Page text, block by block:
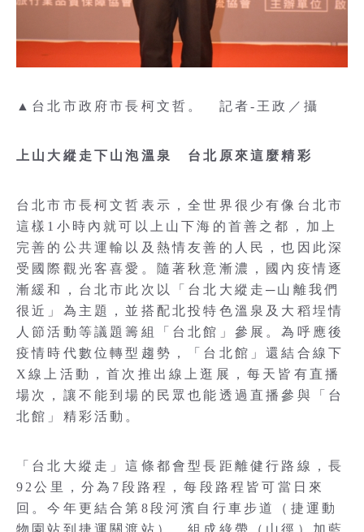
▲台北市政府市長柯文哲。 記者-王政／攝
上山大縱走下山泡溫泉 台北原來這麼精彩
台北市市長柯文哲表示，全世界很少有像台北市
這樣1小時內就可以上山下海的首善之都，加上
完善的公共運輸以及熱情友善的人民，也因此深
受國際觀光客喜愛。隨著秋意漸濃，國內疫情逐
漸緩和，台北市此次以「台北大縱走─山離我們
很近」為主題，並搭配北投特色溫泉及大稻埕情
人節活動等議題籌組「台北館」參展。為呼應後
疫情時代數位轉型趨勢，「台北館」還結合線下
X線上活動，首次推出線上逛展，每天皆有直播
場次，讓不能到場的民眾也能透過直播參與「台
北館」精彩活動。
「台北大縱走」這條都會型長距離健行路線，長
92公里，分為7段路程，每段路程皆可當日來
回。今年更結合第8段河濱自行車步道（捷運動
物園站到捷運關渡站），組成綠帶（山徑）加藍